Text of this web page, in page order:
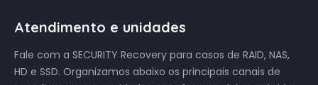
Atendimento e unidades
Fale com a SECURITY Recovery para casos de RAID, NAS,
HD e SSD. Organizamos abaixo os principais canais de